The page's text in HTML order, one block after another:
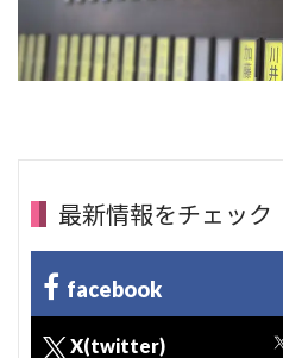
最新情報をチェック
facebook
X(twitter)